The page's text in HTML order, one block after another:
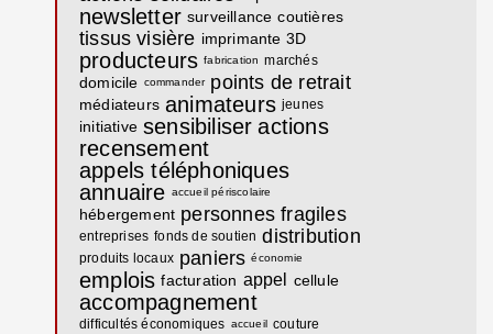
newsletter surveillance coutières
tissus visière imprimante 3D
producteurs fabrication marchés
domicile commander points de retrait
médiateurs animateurs jeunes
initiative sensibiliser actions
recensement
appels téléphoniques
annuaire accueil périscolaire
hébergement personnes fragiles
entreprises fonds de soutien distribution
produits locaux paniers économie
emplois facturation appel cellule
accompagnement
difficultés économiques accueil couture